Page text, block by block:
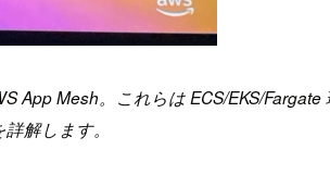
App Mesh。これらは ECS/EKS/
解します。